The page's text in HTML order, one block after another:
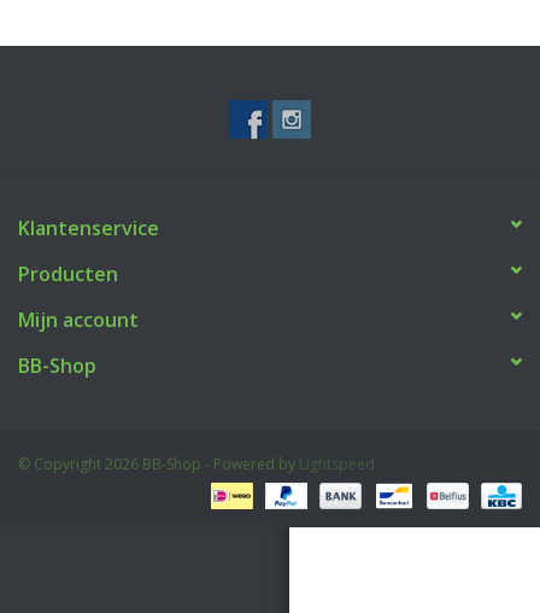
Klantenservice
Producten
Mijn account
BB-Shop
© Copyright 2026 BB-Shop - Powered by Lightspeed